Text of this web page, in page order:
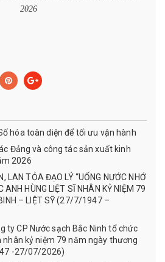
2026
hóa toàn diện để tối ưu vận hành
Đảng và công tác sản xuất kinh
2026
LAN TỎA ĐẠO LÝ “UỐNG NƯỚC NHỚ
ANH HÙNG LIỆT SĨ NHÂN KỶ NIỆM 79
– LIỆT SỸ (27/7/1947 –
ty CP Nước sạch Bắc Ninh tổ chức
kỷ niệm 79 năm ngày thương
-27/07/2026)